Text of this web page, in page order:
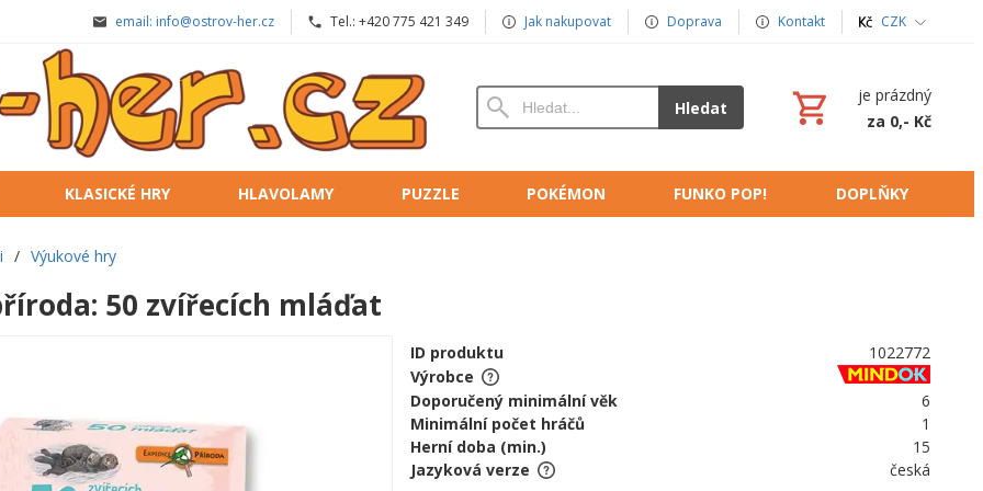
email: info@ostrov-her.cz Tel.: +420 775 421 349 Jak nakupovat Doprava Kontakt CZK
Hledat
je prázdný
za 0,- Kč
KLASICKÉ HRY HLAVOLAMY PUZZLE POKÉMON FUNKO POP! DOPLŇKY
/ Výukové hry
50 zvířecích mláďat
ID produktu
1022772
Výrobce
Doporučený minimální věk
6
Minimální počet hráčů
1
Herní doba (min.)
15
Jazyková verze
česká